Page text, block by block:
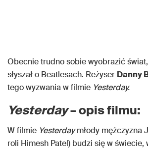
Obecnie trudno sobie wyobrazić
słyszał o Beatlesach. Reżyser Danny
tego wyzwania w filmie Yesterday.
Yesterday– opis filmu:
W filmie Yesterdaymłody mężczyzna
roli Himesh Patel) budzi się w świecie,